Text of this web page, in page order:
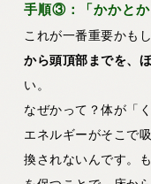
手順③：「かかとか
これが一番重要かも
から頭頂部までを、
い。
なぜかって？体が「
エネルギーがそこで
換されないんです。